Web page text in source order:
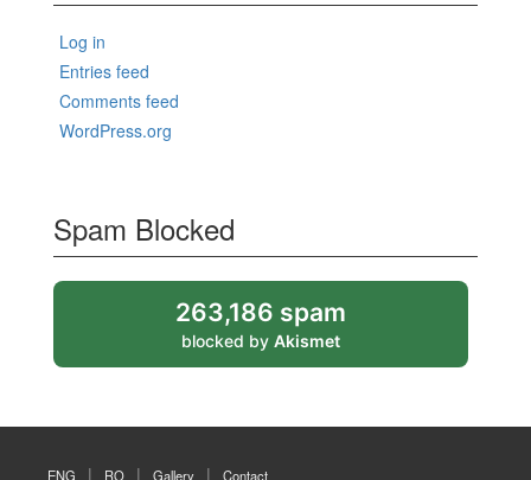
Log in
Entries feed
Comments feed
WordPress.org
Spam Blocked
263,186 spam
blocked by Akismet
ENG RO Gallery Contact